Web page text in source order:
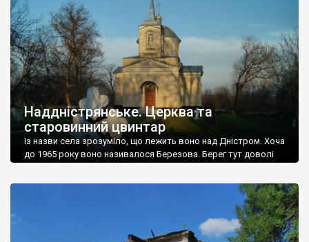
мовою. За всіма традиційними ознаками – цвинтар
український. Хрести датуються 19 століттям. У 1924-1940
роках Болган […]
Наддністрянське. Церква та
старовинний цвинтар
Із назви села зрозуміло, що лежить воно над Дністром. Хоча
до 1965 року воно називалося Березова. Берег тут доволі
Наддністрянське відрізняється від більшості навколишніх
сіл. У селі є мурована Михайлівська церква. Точної дати […]